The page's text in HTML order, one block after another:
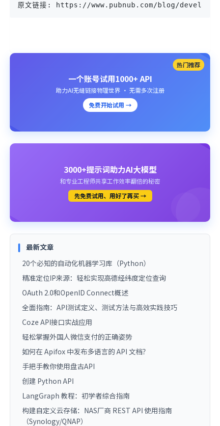
原文链接: https://www.pubnub.com/blog/
热门推荐
一个账号试用1000+ API
助力AI无缝链接物理世界 · 无需多次注册
免费开始试用 →
3000+提示词助力AI大模型
和专业工程师共享工作效率翻倍的秘密
先免费试用、用好了再买 →
最新文章
20个必知的自动化机器学习库（Python）
精准定位IP来源：轻松实现高德经纬度定位查询
OAuth 2.0和OpenID Connect概述
全面指南：API测试定义、测试方法与高效实践技巧
Coze API接口实战应用
轻松掌握外国人微信支付的正确姿势
如何在 Apifox 中发布多语言的 API 文档？
手把手教你使用盘古API
创建 Python API
LangGraph 教程：初学者综合指南
构建自定义云存储：NAS厂商 REST API 使用指南
（Synology/QNAP）